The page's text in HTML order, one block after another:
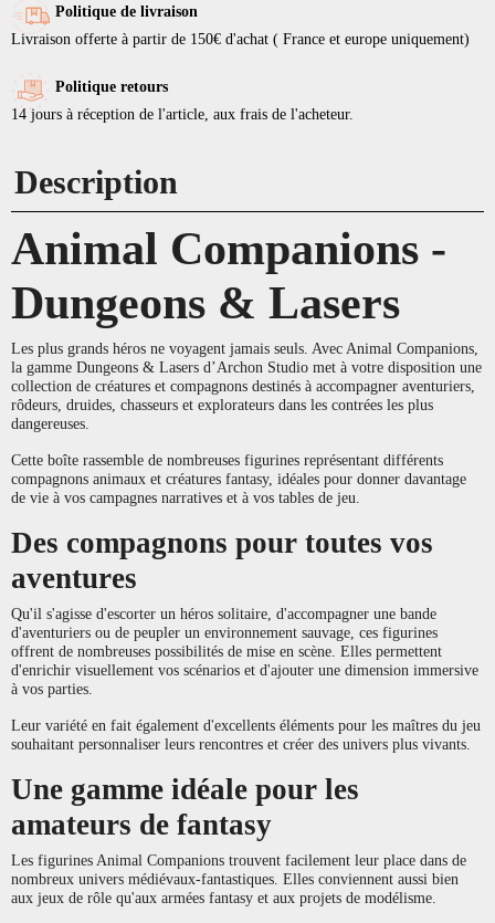
Politique de livraison
Livraison offerte à partir de 150€ d'achat ( France et europe uniquement)
Politique retours
14 jours à réception de l'article, aux frais de l'acheteur.
Description
Animal Companions -
Dungeons & Lasers
Les plus grands héros ne voyagent jamais seuls. Avec Animal Companions,
la gamme Dungeons & Lasers d’Archon Studio met à votre disposition une
collection de créatures et compagnons destinés à accompagner aventuriers,
rôdeurs, druides, chasseurs et explorateurs dans les contrées les plus
dangereuses.
Cette boîte rassemble de nombreuses figurines représentant différents
compagnons animaux et créatures fantasy, idéales pour donner davantage
de vie à vos campagnes narratives et à vos tables de jeu.
Des compagnons pour toutes vos
aventures
Qu'il s'agisse d'escorter un héros solitaire, d'accompagner une bande
d'aventuriers ou de peupler un environnement sauvage, ces figurines
offrent de nombreuses possibilités de mise en scène. Elles permettent
d'enrichir visuellement vos scénarios et d'ajouter une dimension immersive
à vos parties.
Leur variété en fait également d'excellents éléments pour les maîtres du jeu
souhaitant personnaliser leurs rencontres et créer des univers plus vivants.
Une gamme idéale pour les
amateurs de fantasy
Les figurines Animal Companions trouvent facilement leur place dans de
nombreux univers médiévaux-fantastiques. Elles conviennent aussi bien
aux jeux de rôle qu'aux armées fantasy et aux projets de modélisme.